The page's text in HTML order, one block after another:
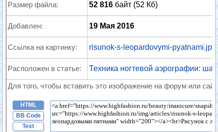
Размер файла: 52 816 байт (52 Кб)
Добавлен: 19 Мая 2016
Ссылка на картинку: risunok-s-leopardovymi-pyatnami.jpg
Расположен в статье: Техника ногтевой аэрографии:
Для того, чтобы вставить это изображение на форум или
HTML
BB Code
Text